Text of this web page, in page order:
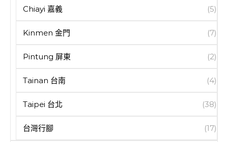
Chiayi 嘉義 (5)
Kinmen 金門 (7)
Pintung 屏東 (2)
Tainan 台南 (4)
Taipei 台北 (38)
台灣行腳 (17)